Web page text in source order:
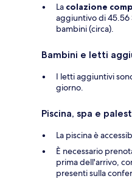
La colazione
aggiuntivo di 45.56
bambini (circa).
Bambini e letti
I letti aggiuntivi
giorno.
Piscina, spa e
La piscina è
È necessario
prima dell'arrivo,
presenti sulla